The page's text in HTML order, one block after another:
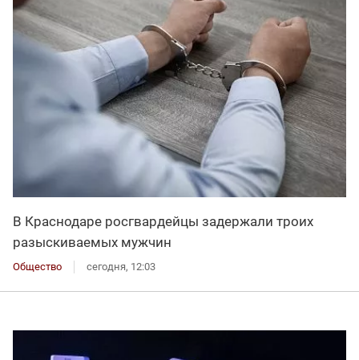
В Краснодаре росгвардейцы задержали троих
разыскиваемых мужчин
Общество сегодня, 12:03